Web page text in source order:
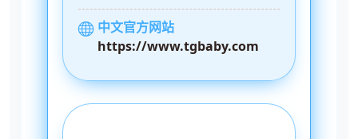
中文官方网站
https://www.tgbaby.com